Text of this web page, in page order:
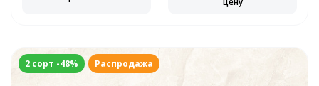
2 сорт -48% Распродажа